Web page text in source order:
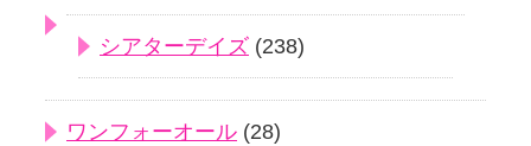
シアターデイズ (238)
ワンフォーオール (28)